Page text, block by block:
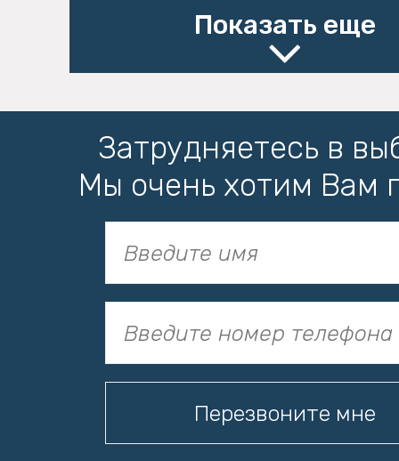
Показать еще
Затрудняетесь в
Мы очень хотим Вам